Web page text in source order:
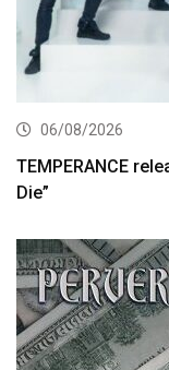
06/08/2026
TEMPERANCE
Die”